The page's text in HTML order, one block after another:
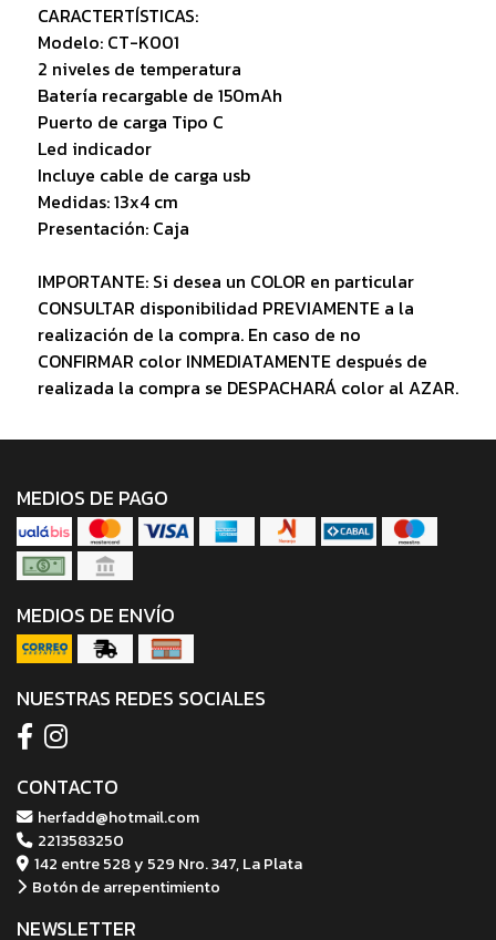
CARACTERTÍSTICAS:
Modelo: CT-K001
2 niveles de temperatura
Batería recargable de 150mAh
Puerto de carga Tipo C
Led indicador
Incluye cable de carga usb
Medidas: 13x4 cm
Presentación: Caja
IMPORTANTE: Si desea un COLOR en particular
CONSULTAR disponibilidad PREVIAMENTE a la
realización de la compra. En caso de no
CONFIRMAR color INMEDIATAMENTE después de
realizada la compra se DESPACHARÁ color al AZAR.
MEDIOS DE PAGO
MEDIOS DE ENVÍO
NUESTRAS REDES SOCIALES
CONTACTO
herfadd@hotmail.com
2213583250
142 entre 528 y 529 Nro. 347, La Plata
Botón de arrepentimiento
NEWSLETTER